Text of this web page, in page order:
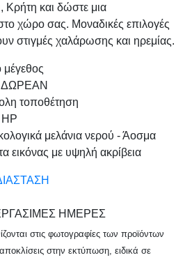
Κρήτη και δώστε μια
χώρο σας. Μοναδικές επιλογές
στιγμές χαλάρωσης και ηρεμίας.
ΔΩΡΕΑΝ
τοποθέτηση
HP
μελάνια νερού - Άοσμα
εικόνας με υψηλή ακρίβεια
ΗΜΕΡΕΣ
στις φωτογραφίες των προϊόντων
στην εκτύπωση, ειδικά σε